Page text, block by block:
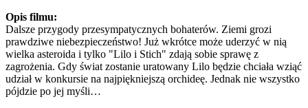
Opis filmu:
Dalsze przygody przesympatycznych bohaterów. Ziemi grozi
prawdziwe niebezpieczeństwo! Już wkrótce może uderzyć w nią
wielka asteroida i tylko "Lilo i Stich" zdają sobie sprawę z
zagrożenia. Gdy świat zostanie uratowany Lilo będzie chciała wziąć
udział w konkursie na najpiękniejszą orchideę. Jednak nie wszystko
pójdzie po jej myśli…